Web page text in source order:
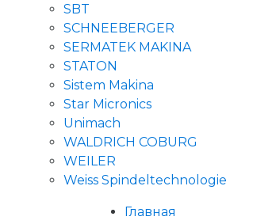
SBT
SCHNEEBERGER
SERMATEK MAKINA
STATON
Sistem Makina
Star Micronics
Unimach
WALDRICH COBURG
WEILER
Weiss Spindeltechnologie
Главная